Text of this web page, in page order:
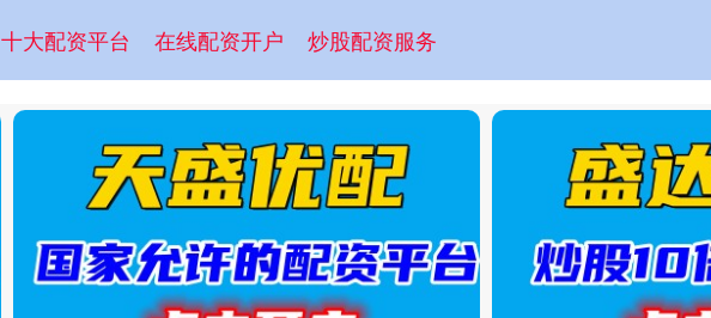
十大配资平台 在线配资开户 炒股配资服务